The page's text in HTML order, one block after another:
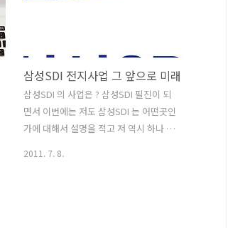
다. 24인치 모니터에 본체가 있는 평범한
컴퓨터 입니다. 모니터와 본체, 스피커,
키보드, 마우스 등 한대의 컴퓨터에 연결
된 모든 전력사용량을 합산한 결과 입니
다. 151.8 W 로 측정이 되네요. 요즘 컴퓨
외..
삼성SDI 전지사업 그 앞으로 미래
삼성SDI 의 사업은 ? 삼성SDI 필진이 되
면서 이번에는 저도 삼성SDI 는 어떤곳인
가에 대해서 설명을 적고 저 역시 하나 배
2011. 7. 8.